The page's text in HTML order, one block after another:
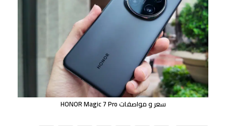
سعر و مواصفات HONOR Magic 7 Pro